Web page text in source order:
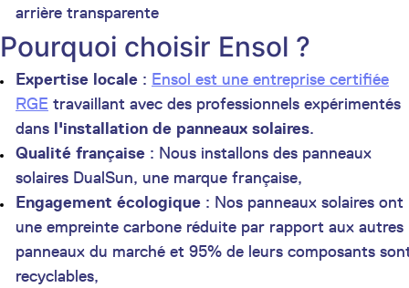
arrière transparente
Pourquoi choisir Ensol ?
Expertise locale : Ensol est une entreprise certifiée
RGE travaillant avec des professionnels expérimentés
dans l'installation de panneaux solaires.
Qualité française : Nous installons des panneaux
solaires DualSun, une marque française,
Engagement écologique : Nos panneaux solaires ont
une empreinte carbone réduite par rapport aux autres
panneaux du marché et 95% de leurs composants
recyclables,